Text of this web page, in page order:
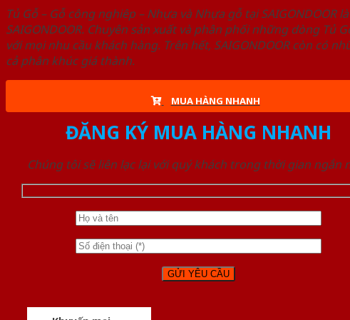
Tủ Gỗ – Gỗ công nghiêp – Nhựa và Nhựa gỗ tại
SAIGONDOOR. Chuyên sản xuất và phân phối những dòng
với mọi nhu cầu khách hàng. Trên hết, SAIGONDOOR còn có
cả phân khúc giá thành.
MUA HÀNG NHANH
ĐĂNG KÝ MUA HÀNG NHANH
Chúng tôi sẽ liên lạc lại với quý khách trong thời gian ngắn